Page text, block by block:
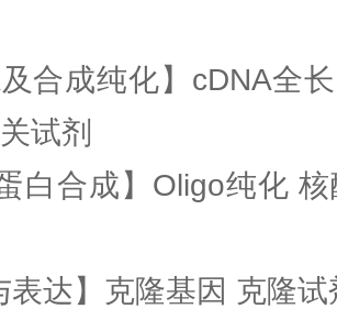
及合成纯化】cDNA全
试剂
白合成】Oligo纯化
表达】克隆基因 克隆